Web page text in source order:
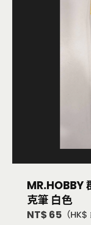
MR.HOBBY
克筆 白色
NT$ 65 （HK$